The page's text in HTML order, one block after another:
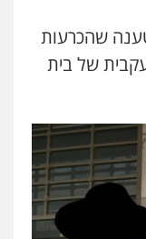
פשיעה
צווארון לבן והונאה
שהכרעות
של בית